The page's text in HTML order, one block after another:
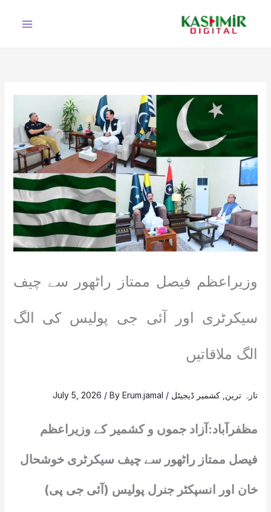
وزیراعظم فیصل ممتاز راٹھور سے چیف
سیکرٹری اور آئی جی پولیس کی الگ
الگ ملاقاتیں
تازہ ترین کشمیر ڈیجیٹل /
July 5, 2026 / ByErum.jamal
مظفرآباد:آزاد جموں و کشمیر کے وزیراعظم
فیصل ممتاز راٹھور سے چیف سیکرٹری خوشحال
خان اور انسپکٹر جنرل پولیس (آئی جی پی)